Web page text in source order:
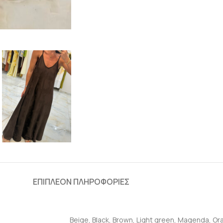
ΕΠΙΠΛΈΟΝ ΠΛΗΡΟΦΟΡΊΕΣ
Beige, Black, Brown, Light green, Magenda,